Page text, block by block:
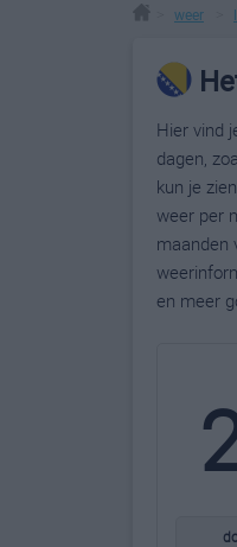
weer
Hier vind
dagen,
kun je
weer per
maanden
en meer